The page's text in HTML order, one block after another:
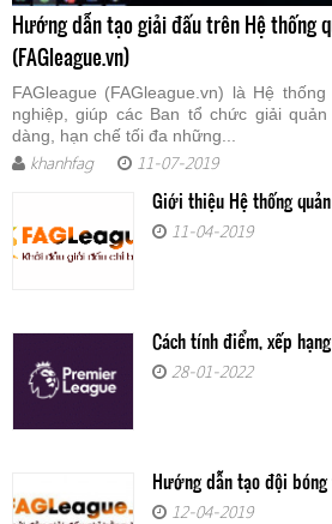
Hướng dẫn tạo giải đấu trên Hệ thống
(FAGleague.vn)
FAGleague (FAGleague.vn) là Hệ
nghiệp, giúp các Ban tổ chức giải
dàng, hạn chế tối đa những...
khanhfag 11-07-2019
Giới thiệu Hệ thống
11-04-2019
Cách tính điểm, xếp
28-01-2022
Hướng dẫn tạo đội
12-04-2019